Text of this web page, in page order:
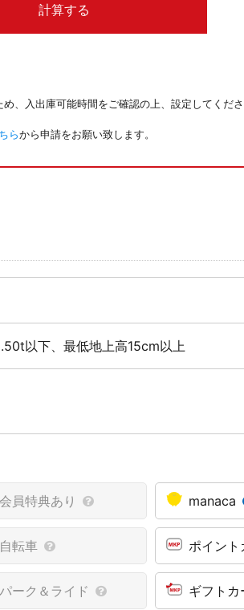
計算する
、入出庫可能時間をご確認の上、設定してくだ
らから申請をお願い致します。
以下、最低地上高15cm以上
会員特典あり manaca
自転車 ポイン
パーク＆ライド ギフト